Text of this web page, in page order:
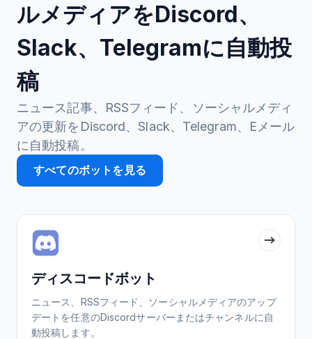
ルメディアをDiscord、
Slack、Telegramに自動投
稿
ニュース記事、RSSフィード、ソーシャルメディ
アの更新をDiscord、Slack、Telegram、Eメール
に自動投稿。
すべてのボットを見る
ディスコードボット
ニュース、RSSフィード、ソーシャルメディアのアップ
デートを任意のDiscordサーバーまたはチャンネルに自
動投稿します。